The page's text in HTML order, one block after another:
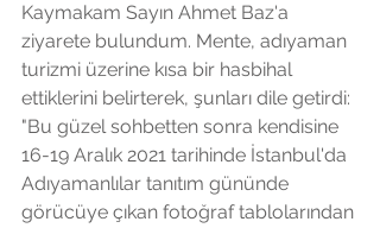
Kaymakam Sayın Ahmet Baz'a
ziyarete bulundum. Mente, adıyaman
turizmi üzerine kısa bir hasbihal
ettiklerini belirterek, şunları dile getirdi:
"Bu güzel sohbetten sonra kendisine
16-19 Aralık 2021 tarihinde İstanbul'da
Adıyamanlılar tanıtım gününde
görücüye çıkan fotoğraf tablolarından